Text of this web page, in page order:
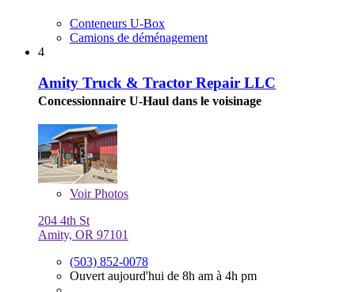
Conteneurs U-Box
Camions de déménagement
4
Amity Truck & Tractor Repair LLC
Concessionnaire U-Haul dans le voisinage
VoirPhotos
204 4th St
Amity, OR 97101
(503) 852-0078
Ouvert aujourd'hui de 8h am à 4h pm